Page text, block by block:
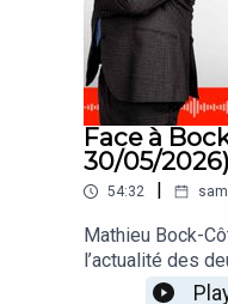
Face à
30/05/2026)
54:32
Mathieu Bock-
l’actualité des